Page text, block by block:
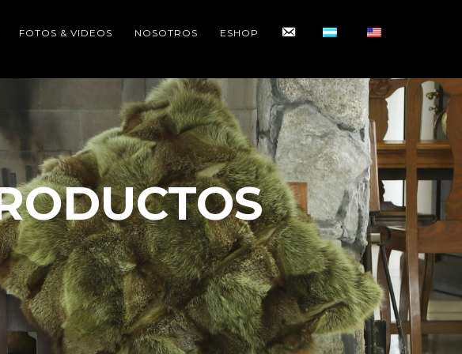
FOTOS & VIDEOS NOSOTROS ESHOP CONTACTO